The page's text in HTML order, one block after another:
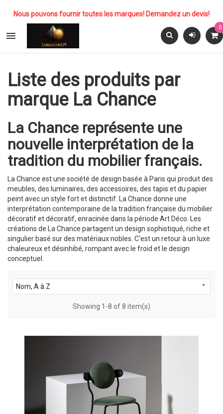
Nous pouvons fournir toutes les marques! Demandez un devis!

0
Liste des produits par
marque La Chance
La Chance représente une
nouvelle interprétation de la
tradition du mobilier français.
La Chance est une société de design basée à Paris qui produit des
meubles, des luminaires, des accessoires, des tapis et du papier
peint avec un style fort et distinctif. La Chance donne une
interprétation contemporaine de la tradition française du mobilier
décoratif et décoratif, enracinée dans la période Art Déco. Les
créations de La Chance partagent un design sophistiqué, riche et
singulier basé sur des matériaux nobles. C'est un retour à un luxe
chaleureux et désinhibé, rompant avec le froid et le design
conceptuel.
Nom, A à Z 
Showing 1-8 of 8 item(s)